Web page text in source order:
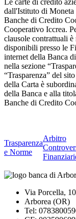
dall'Istituto di
Banche di Credito
Cooperativo Iccrea.
clausole contrattuali
disponibili presso le
internet della Banca
nella sezione
“Trasparenza” del
della Carta è
della Banca e alla
Banche di Credito
Trasparenza
e Norme
Arbitro
Via Porcella,
Arborea (OR)
Tel: